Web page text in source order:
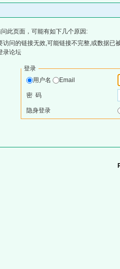
此页面，可能有如下几个原因:
访问的链接无效,可能链接不完整,或数据已
录论坛
登录
用户名
Email
密 码
隐身登录